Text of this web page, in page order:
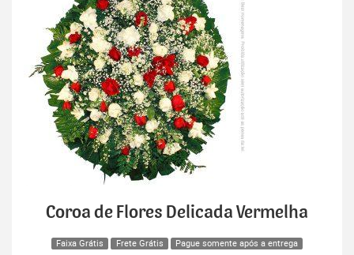
Coroa de Flores Delicada Vermelha
Faixa Grátis Frete Grátis Pague somente após a entrega